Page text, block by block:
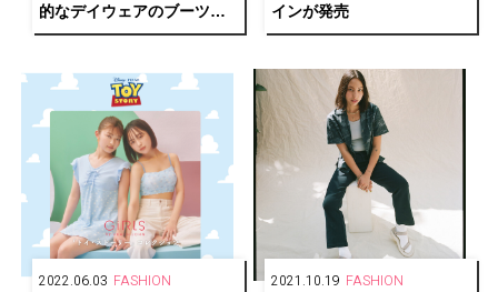
的なデイウェアのブーツ・
ブーティーが登場
インが発売
2022.06.03 FASHION 2021.10.19 FASHION